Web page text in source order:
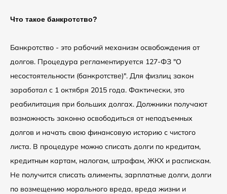
Что такое банкротство?
Банкротство - это рабочий механизм освобождения от
долгов. Процедура регламентируется 127-ФЗ "О
несостоятельности (банкротстве)". Для физлиц закон
заработал с 1 октября 2015 года. Фактически, это
реабилитация при больших долгах. Должники получают
возможность законно освободиться от неподъемных
долгов и начать свою финансовую историю с чистого
листа. В процедуре можно списать долги по кредитам,
кредитным картам, налогам, штрафам, ЖКХ и распискам.
Не получится списать алименты, зарплатные долги, долги
по возмещению морального вреда, вреда жизни и